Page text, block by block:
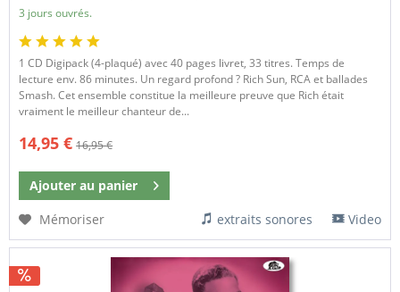
3 jours ouvrés.
1 CD Digipack (4-plaqué) avec 40 pages livret, 33 titres. Temps de
lecture env. 86 minutes. Un regard profond ? Rich Sun, RCA et ballades
Smash. Cet ensemble constitue la meilleure preuve que Rich était
vraiment le meilleur chanteur de...
14,95 € 16,95 €
Ajouter au panier
Mémoriser
extraits sonores Video